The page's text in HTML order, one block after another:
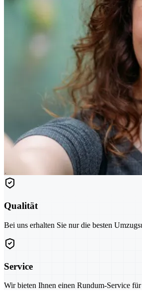
Qualität
Bei uns erhalten Sie nur die besten
Service
Wir bieten Ihnen einen Rundum-Service